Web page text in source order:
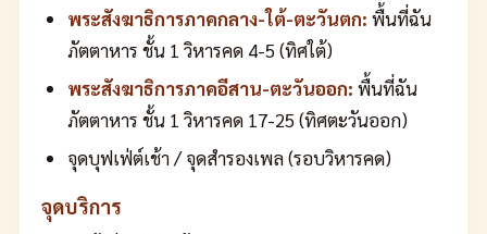
พระสังฆาธิการภาคกลาง-ใต้-ตะวันตก: พื้นที่ฉัน
ภัตตาหาร ชั้น 1 วิหารคด 4-5 (ทิศใต้)
พระสังฆาธิการภาคอีสาน-ตะวันออก: พื้นที่ฉัน
ภัตตาหาร ชั้น 1 วิหารคด 17-25 (ทิศตะวันออก)
จุดบุฟเฟ่ต์เช้า / จุดสำรองเพล (รอบวิหารคด)
จุดบริการ